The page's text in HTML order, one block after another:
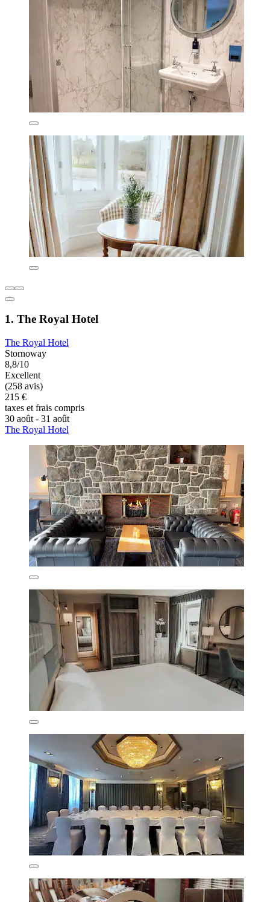
1. The Royal Hotel
The Royal Hotel
Stornoway
8,8/10
Excellent
(258 avis)
215 €
taxes et frais compris
30 août - 31 août
The Royal Hotel